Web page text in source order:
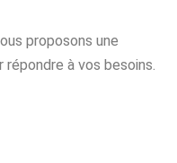
proposons une
à vos besoins.